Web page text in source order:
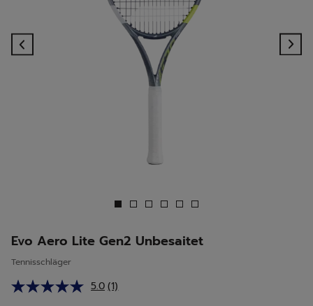
Evo Aero Lite Gen2 Unbesaitet
Tennisschläger
5.0 Bewertung
(1)